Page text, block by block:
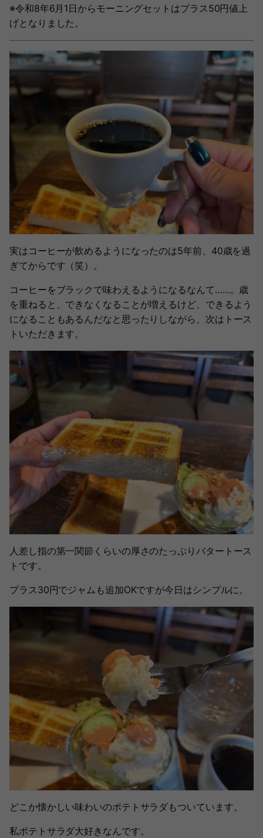
※令和8年6月1日からモーニングセットはプラス50円値上
げとなりました。
実はコーヒーが飲めるようになったのは5年前、40歳を過
ぎてからです（笑）。
コーヒーをブラックで味わえるようになるなんて……。歳
を重ねると、できなくなることが増えるけど、できるよう
になることもあるんだなと思ったりしながら、次はトース
トいただきます。
人差し指の第一関節くらいの厚さのたっぷりバタートース
トです。
プラス30円でジャムも追加OKですが今日はシンプルに。
どこか懐かしい味わいのポテトサラダもついています。
私ポテトサラダ大好きなんです。